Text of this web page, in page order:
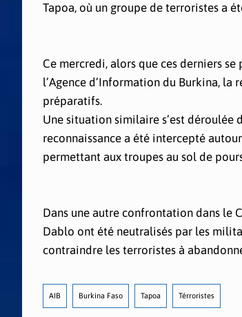
Tapoa, où un groupe de terroristes a
Ce mercredi, alors que ces derniers
l’Agence d’Information du Burkina,
préparatifs.
Une situation similaire s’est déroulée
reconnaissance a été intercepté
permettant aux troupes au sol de
Dans une autre confrontation dans le
Dablo ont été neutralisés par les
contraindre les terroristes à
AIB Burkina Faso Tapoa Térroristes